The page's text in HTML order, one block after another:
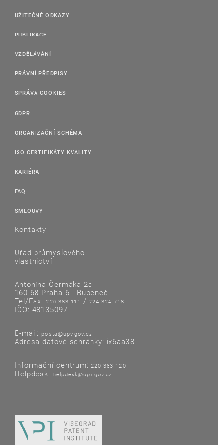
UŽITEČNÉ ODKAZY
PUBLIKACE
VZDĚLÁVÁNÍ
PRÁVNÍ PŘEDPISY
SPRÁVA COOKIES
GDPR
ORGANIZAČNÍ SCHÉMA
ISO CERTIFIKÁTY KVALITY
KARIÉRA
FAQ
SMLOUVY
Kontakty
Úřad průmyslového
vlastnictví
Antonína Čermáka 2a
160 68 Praha 6 - Bubeneč
Tel/Fax:220 383 111 /224 324 718
IČO: 48135097
E-mail: posta@upv.gov.cz
Adresa datové schránky: ix6aa38
Informační centrum: 220 383 120
Helpdesk: helpdesk@upv.gov.cz